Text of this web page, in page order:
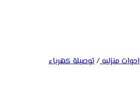
ادوات منزليه/توصيلة كهرباء